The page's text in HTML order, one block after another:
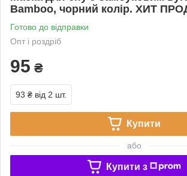
Bamboo, чорний колір. ХИТ
Готово до відправки
Опт і роздріб
95 ₴
93 ₴ від 2 шт.
Купити
або
Купити з